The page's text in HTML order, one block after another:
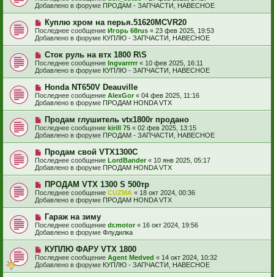
и
е
о
б
щ
е
н
и
е
в
о
е
с
о
о
б
щ
е
н
и
е
Добавлено в форуме ПРОДАМ - ЗАПЧАСТИ, НАВЕСНОЕ
Н
о
в
о
с
о
о
б
щ
е
н
и
е
Куплю хром на перья.51620MCVR20
Последнее сообщение Игорь 68rus « 23 фев 2025, 19:53
Добавлено в форуме КУПЛЮ - ЗАПЧАСТИ, НАВЕСНОЕ
Н
о
в
о
е
с
о
о
б
щ
е
н
и
е
Сток руль на втх 1800 R\S
Последнее сообщение Ingvarrrrr « 10 фев 2025, 16:11
Добавлено в форуме КУПЛЮ - ЗАПЧАСТИ, НАВЕСНОЕ
Н
о
в
о
е
с
о
о
б
щ
е
н
и
е
Honda NT650V Deauville
Последнее сообщение AlexGor« 04 фев 2025, 11:16
Добавлено в форуме ПРОДАМ HONDA VTX
Н
о
в
о
е
с
о
о
б
щ
е
н
и
е
Продам глушитель vtx1800r продано
Последнее сообщение kirill 75 « 02 фев 2025, 13:15
Добавлено в форуме ПРОДАМ - ЗАПЧАСТИ, НАВЕСНОЕ
Н
о
в
о
е
с
о
о
б
щ
е
н
и
е
Продам свой VTX1300C
Последнее сообщение LordBander« 10 янв 2025, 05:17
Добавлено в форуме ПРОДАМ HONDA VTX
Н
о
в
о
е
с
о
о
б
щ
е
н
и
ПРОДАМ VTX 1300 S 500тр
Последнее сообщение CUZMA « 18 окт 2024, 00:36
Добавлено в форуме ПРОДАМ HONDA VTX
Н
о
в
о
е
с
о
о
б
Гараж на зиму
Последнее сообщение dr.motor« 16 окт 2024, 19:56
Добавлено в форуме Флудилка
Н
о
в
о
КУПЛЮ ФАРУ VTX 1800
Последнее сообщение Agent Medved « 14 окт 2024, 10:32
Добавлено в форуме КУПЛЮ - ЗАПЧАСТИ, НАВЕСНОЕ